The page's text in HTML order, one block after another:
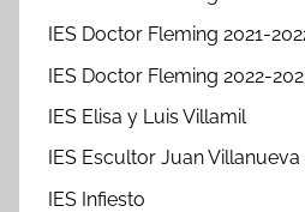
IES Doctor Fleming 2021-
IES Doctor Fleming 2022-
IES Elisa y Luis Villamil
IES Escultor Juan
IES Infiesto